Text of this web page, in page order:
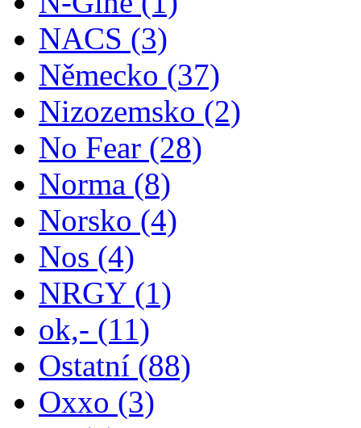
NACS (3)
Německo (37)
Nizozemsko (2)
No Fear (28)
Norma (8)
Norsko (4)
Nos (4)
NRGY (1)
ok,- (11)
Ostatní (88)
Oxxo (3)